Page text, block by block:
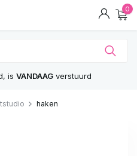
0
is VANDAAGverstuurd
haken